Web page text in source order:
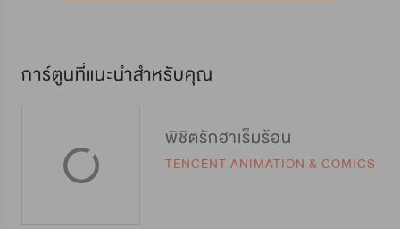
การ์ตูนที่แนะนำสำหรับคุณ
พิชิตรักฮาเร็มร้อน
TENCENT ANIMATION & COMICS